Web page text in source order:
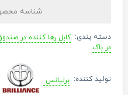
شناسه
دسته بندی: کابل رها کننده در
در باک
تولید کننده: برلیانس